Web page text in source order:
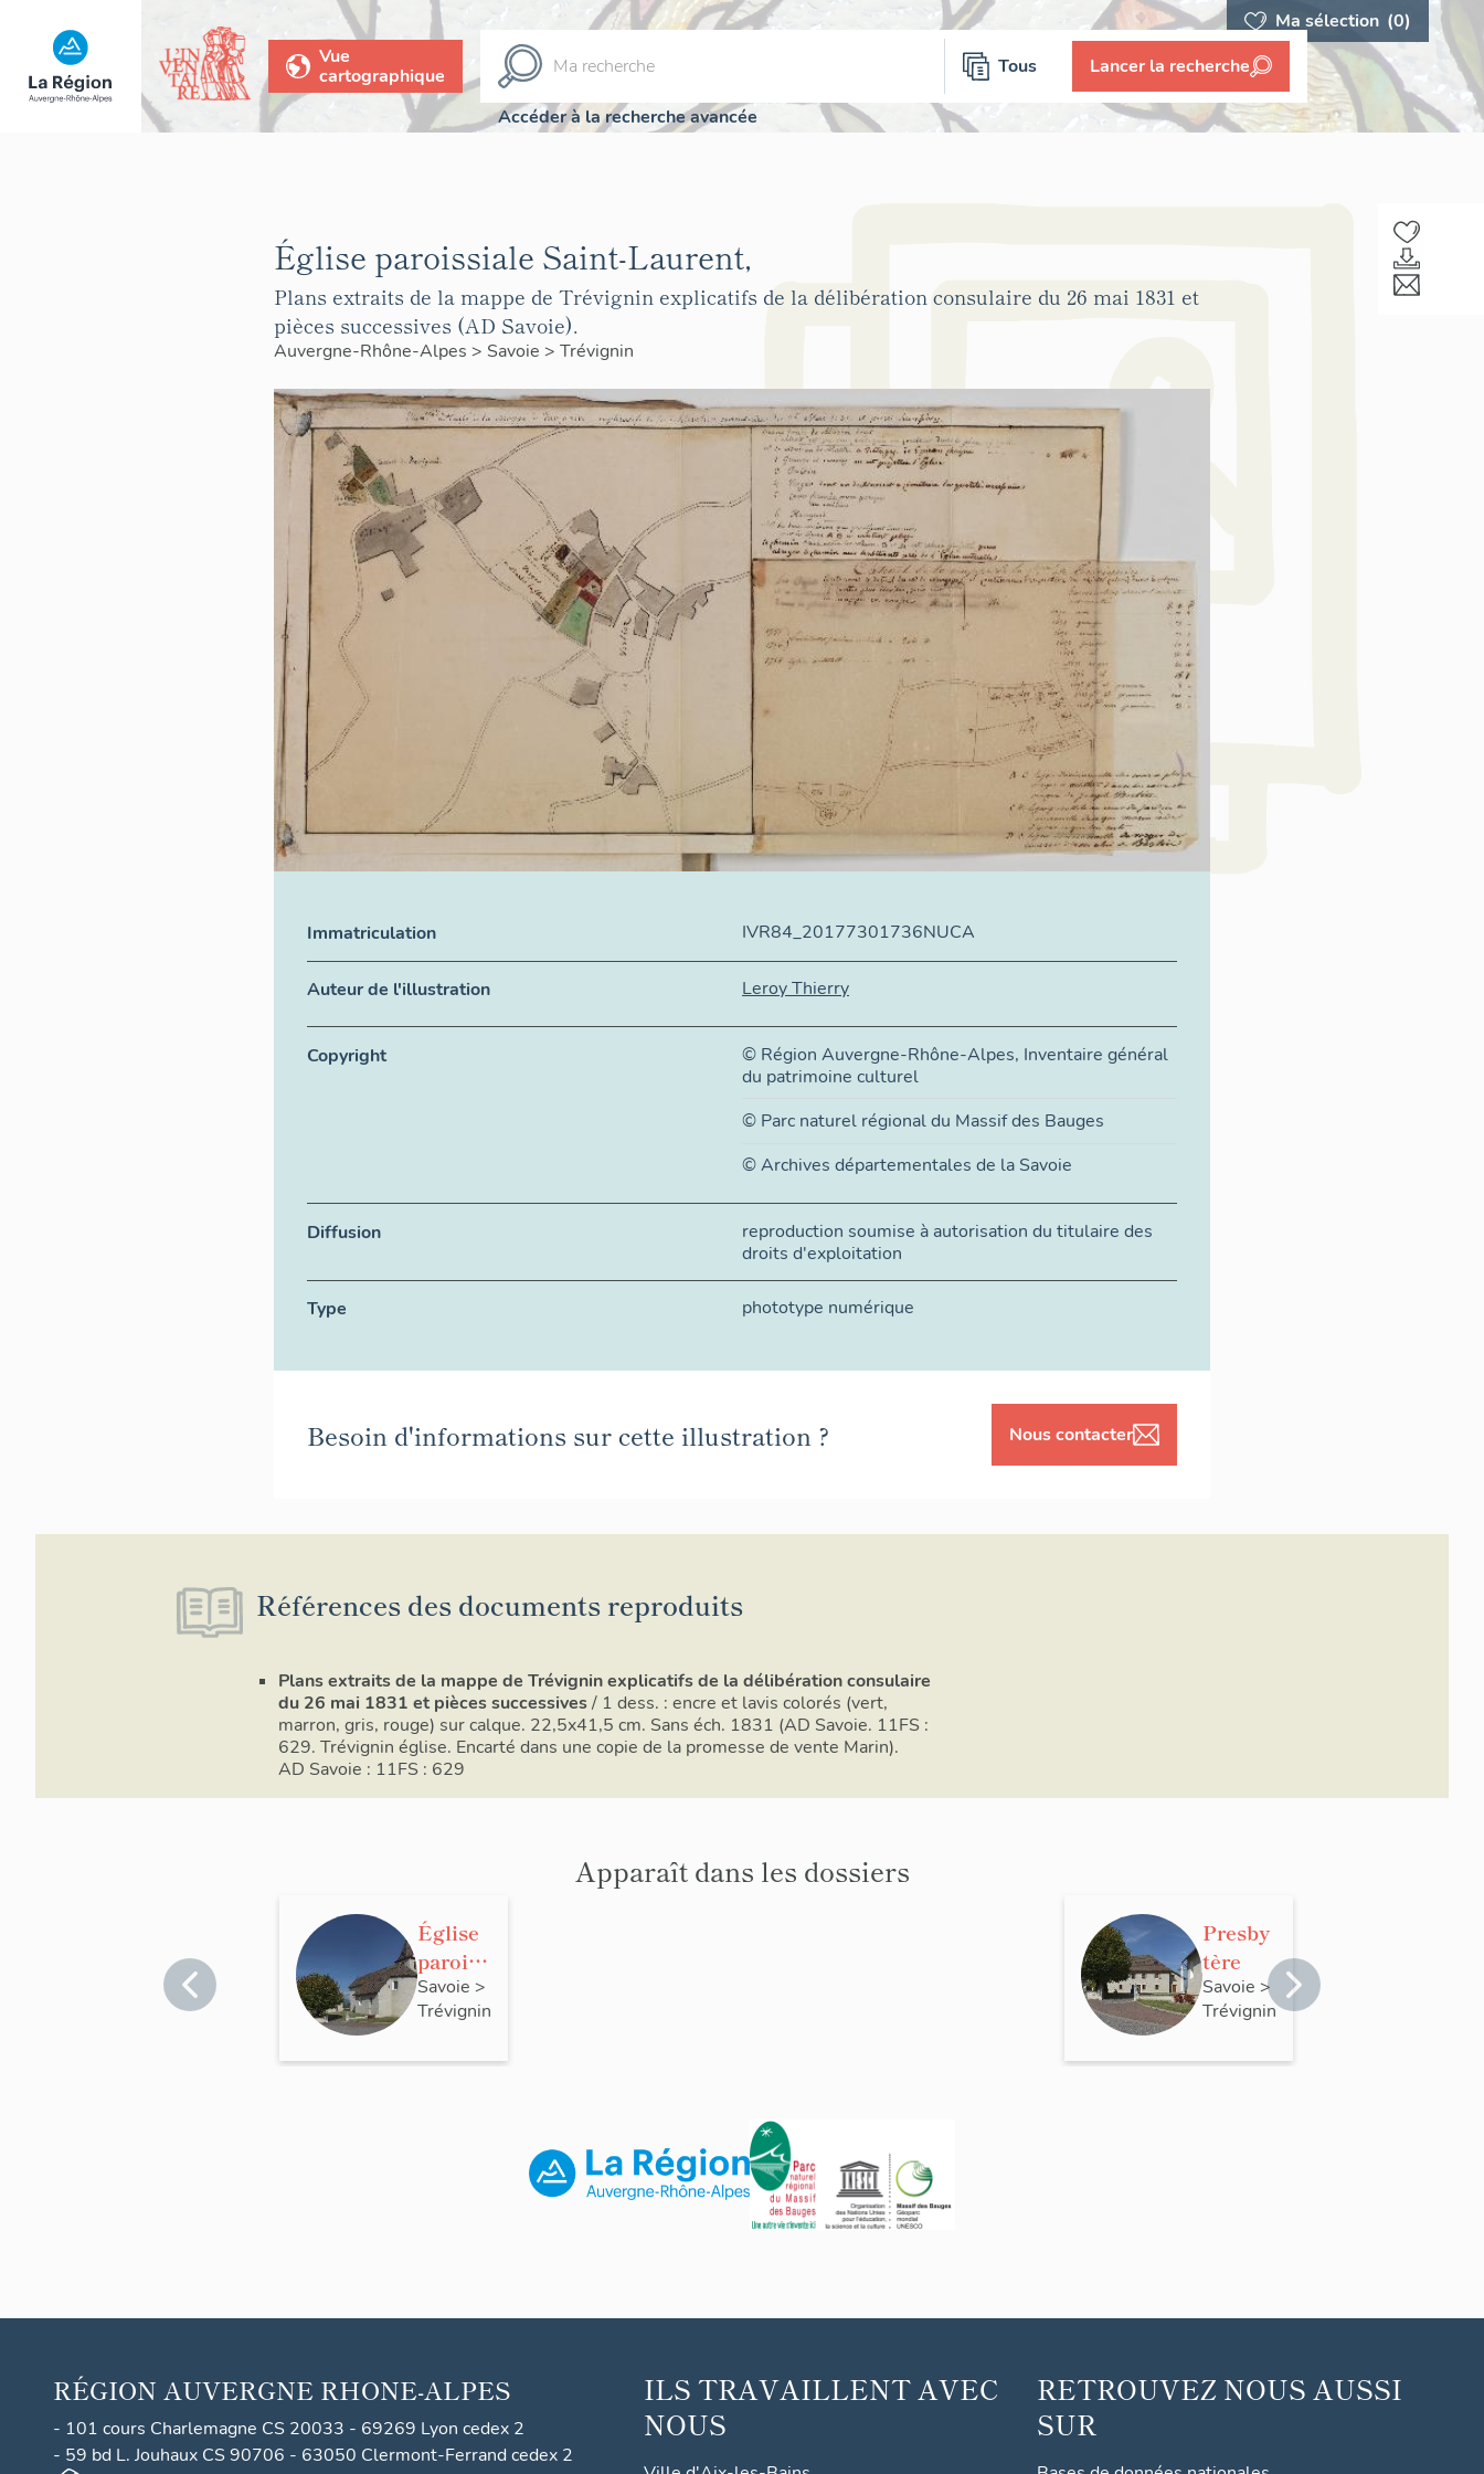
Ma sélection (0)
Vue
cartographique
Tous Lancer la recherche
Accéder à la recherche avancée
Église paroissiale Saint-Laurent,
Plans extraits de la mappe de Trévignin explicatifs de la délibération consulaire du 26 mai 1831 et
pièces successives (AD Savoie).
Auvergne-Rhône-Alpes > Savoie > Trévignin
Immatriculation IVR84_20177301736NUCA
Auteur de l'illustration Leroy Thierry
Copyright
© Région Auvergne-Rhône-Alpes, Inventaire général
du patrimoine culturel
© Parc naturel régional du Massif des Bauges
© Archives départementales de la Savoie
Diffusion
reproduction soumise à autorisation du titulaire des
droits d'exploitation
Type phototype numérique
Besoin d'informations sur cette illustration ? Nous contacter
Références des documents reproduits
Plans extraits de la mappe de Trévignin explicatifs de la délibération consulaire
du 26 mai 1831 et pièces successives/ 1 dess. : encre et lavis colorés (vert,
marron, gris, rouge) sur calque. 22,5x41,5 cm. Sans éch. 1831 (AD Savoie. 11FS :
629. Trévignin église. Encarté dans une copie de la promesse de vente Marin).
AD Savoie : 11FS : 629
Apparaît dans les dossiers
Église
paroiss
iale
Saint-
Savoie >
Trévignin
Presby
tère
Savoie >
Trévignin
RÉGION AUVERGNE RHONE-ALPES
- 101 cours Charlemagne CS 20033 - 69269 Lyon cedex 2
- 59 bd L. Jouhaux CS 90706 - 63050 Clermont-Ferrand cedex 2
ILS TRAVAILLENT AVEC
NOUS
RETROUVEZ NOUS AUSSI
SUR